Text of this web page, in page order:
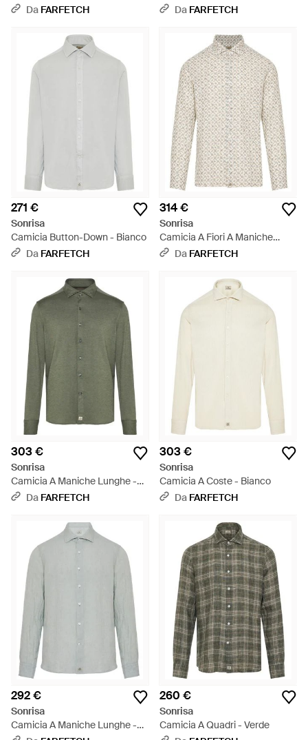
Da FARFETCH
Blu Da FARFETCH
271 €
Sonrisa
Camicia Button-Down - Bianco
Da FARFETCH
314 €
Sonrisa
Camicia A Fiori A Maniche
Lunghe - Bianco
Da FARFETCH
303 €
Sonrisa
Camicia A Maniche Lunghe -
Verde
Da FARFETCH
303 €
Sonrisa
Camicia A Coste - Bianco
Da FARFETCH
292 €
Sonrisa
Camicia A Maniche Lunghe -
260 €
Sonrisa
Camicia A Quadri - Verde